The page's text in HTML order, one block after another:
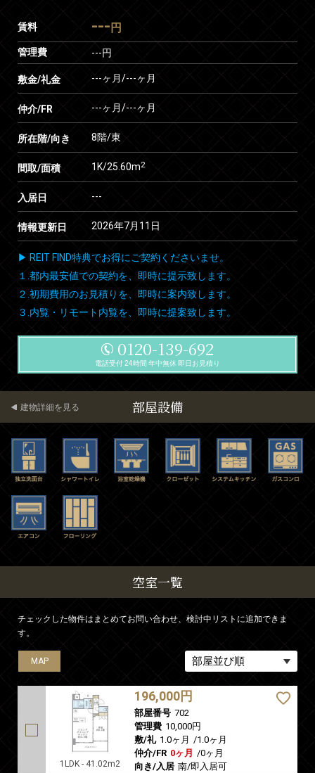
賃料 --- 円
管理費 ---円
敷金/礼金 ---ヶ月/---ヶ月
仲介/FR ---ヶ月/---ヶ月
所在階/向き 8階/東
間取/面積 1K/25.60m2
入居日 ---
情報更新日 2026年7月11日
▶ REIT FIND特典でお得にご契約くださいませ。
１.都内最安値での契約を、即時に提示致します。
２.初期費用のお見積りを、即時に案内致します。
３.内覧・リモート内覧を、即時に提案致します。
0120-139-692
電話受付 24時間 年中無休 即日お見積り
部屋設備
建物詳細を見る
空室一覧
チェックした物件はまとめてお問い合わせ、検討中リストに追加できま
す。
MAP
1LDK - 41.02m2
196,000円
部屋番号 702
管理費 10,000円
敷/礼 1.0ヶ月 /1.0ヶ月
仲介/FR 0ヶ月 /0ヶ月
向き/入居 南/即入居可